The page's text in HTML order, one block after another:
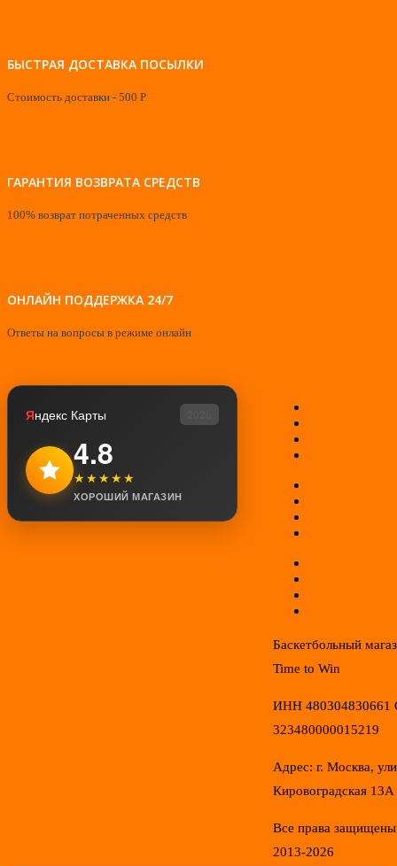
БЫСТРАЯ ДОСТАВКА ПОСЫЛКИ
Стоимость доставки - 500 Р
ГАРАНТИЯ ВОЗВРАТА СРЕДСТВ
100% возврат потраченных средств
ОНЛАЙН ПОДДЕРЖКА 24/7
Ответы на вопросы в режиме онлайн
Яндекс Карты
4.8
★★★★★
ХОРОШИЙ МАГАЗИН
Баскетбольный
Time to Win
ИНН 480304830661
323480000015219
Адрес: г. Москва,
Кировоградская 13А
Все права
2013-2026